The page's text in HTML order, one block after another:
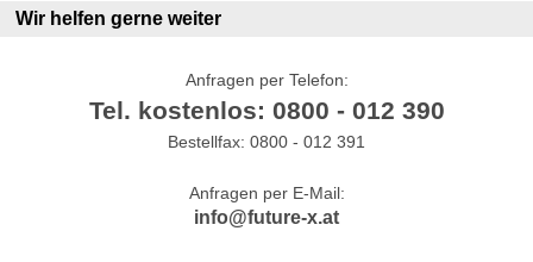
Wir helfen gerne weiter
Anfragen per Telefon:
Tel. kostenlos: 0800 - 012 390
Bestellfax: 0800 - 012 391
Anfragen per E-Mail:
info@future-x.at